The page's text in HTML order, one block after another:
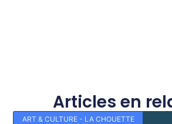
Articles en
ART & CULTURE - LA CHOUETTE